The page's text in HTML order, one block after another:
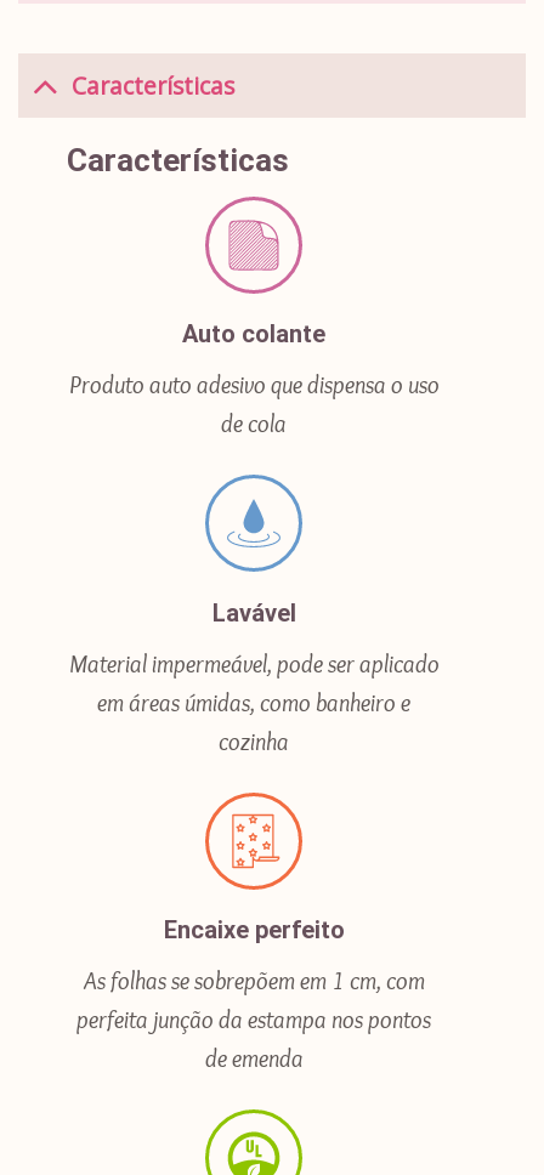
Características
Características
Auto colante
Produto auto adesivo que dispensa o uso
de cola
Lavável
Material impermeável, pode ser aplicado
em áreas úmidas, como banheiro e
cozinha
Encaixe perfeito
As folhas se sobrepõem em 1 cm, com
perfeita junção da estampa nos pontos
de emenda